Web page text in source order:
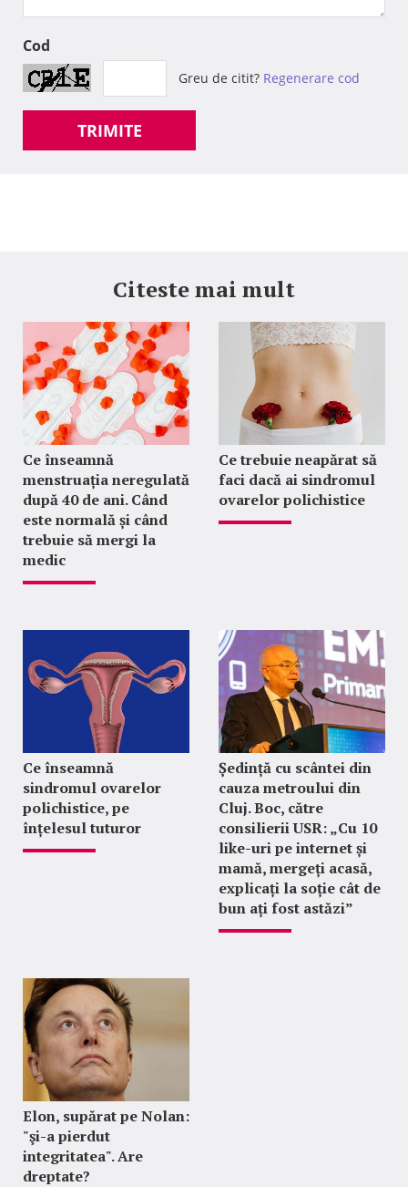
Cod
Greu de citit? Regenerare cod
TRIMITE
Citeste mai mult
Ce înseamnă
menstruația neregulată
după 40 de ani. Când
este normală și când
trebuie să mergi la
medic
Ce trebuie neapărat să
faci dacă ai sindromul
ovarelor polichistice
Ce înseamnă
sindromul ovarelor
polichistice, pe
înțelesul tuturor
Ședință cu scântei din
cauza metroului din
Cluj. Boc, către
consilierii USR: „Cu 10
like-uri pe internet și
mamă, mergeți acasă,
explicați la soție cât de
bun ați fost astăzi”
Elon, supărat pe Nolan:
"şi-a pierdut
integritatea". Are
dreptate?